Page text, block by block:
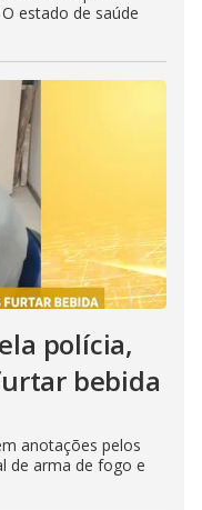
estado de saúde
polícia,
bebida
anotações pelos
de arma de fogo e